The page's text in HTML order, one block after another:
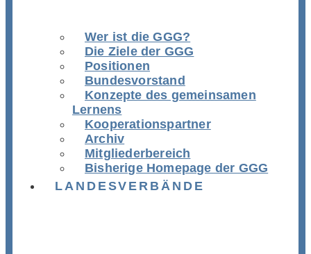
Wer ist die GGG?
Die Ziele der GGG
Positionen
Bundesvorstand
Konzepte des gemeinsamen
Lernens
Kooperationspartner
Archiv
Mitgliederbereich
Bisherige Homepage der GGG
LANDESVERBÄNDE